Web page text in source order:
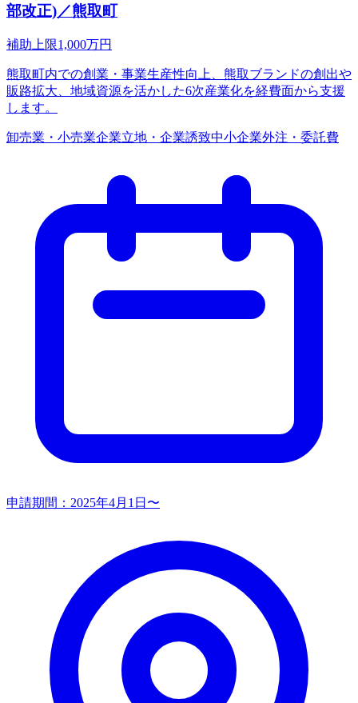
部改正)／熊取町
補助上限1,000万円
熊取町内での創業・事業生産性向上、熊取ブランドの創出や
販路拡大、地域資源を活かした6次産業化を経費面から支援
します。
卸売業・小売業企業立地・企業誘致中小企業外注・委託費
申請期間： 2025年4月1日〜